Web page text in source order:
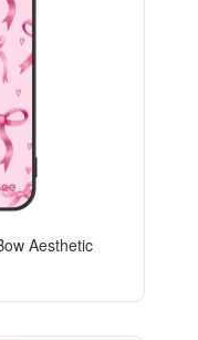
Aesthetic